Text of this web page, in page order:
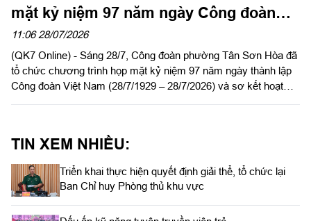
mặt kỷ niệm 97 năm ngày Công đoàn
Việt Nam
11:06 28/07/2026
(QK7 Online) - Sáng 28/7, Công đoàn phường Tân Sơn Hòa đã
tổ chức chương trình họp mặt kỷ niệm 97 năm ngày thành lập
Công đoàn Việt Nam (28/7/1929 – 28/7/2026) và sơ kết hoạt
TIN XEM NHIỀU:
Triển khai thực hiện quyết định giải thể, tổ chức lại
Ban Chỉ huy Phòng thủ khu vực